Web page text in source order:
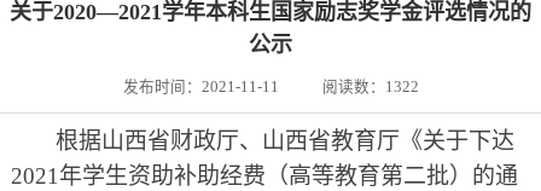
关于2020—2021学年本科生国家励志奖学金评选情况的
公示
发布时间：2021-11-11 阅读数： 1322
根据山西省财政厅、 山西省教育厅《关于下达
2021年学生资助补助经费（高等教育第二批）的通